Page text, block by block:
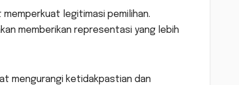
legitimasi pemilihan.
memberikan representasi yang lebih
mengurangi ketidakpastian dan